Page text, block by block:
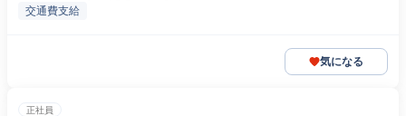
交通費支給
気になる
正社員